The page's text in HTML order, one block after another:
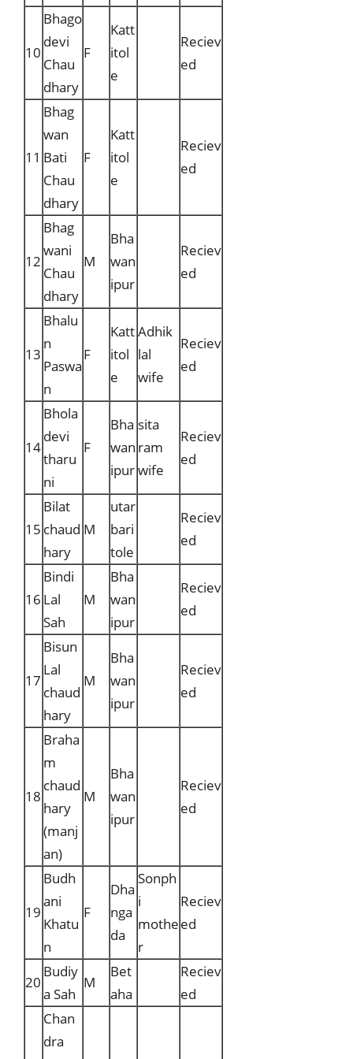
10
Bhago
devi
Chau
dhary
F
Katt
itol
e
Reciev
ed
11
Bhag
wan
Bati
Chau
dhary
F
Katt
itol
e
Reciev
ed
12
Bhag
wani
Chau
dhary
M
Bha
wan
ipur
Reciev
ed
13
Bhalu
n
Paswa
n
F
Katt
itol
e
Adhik
lal
wife
Reciev
ed
14
Bhola
devi
tharu
ni
F
Bha
wan
ipur
sita
ram
wife
Reciev
ed
15
Bilat
chaud
hary
M
utar
bari
tole
Reciev
ed
16
Bindi
Lal
Sah
M
Bha
wan
ipur
Reciev
ed
17
Bisun
Lal
chaud
hary
M
Bha
wan
ipur
Reciev
ed
18
Braha
m
chaud
hary
(manj
an)
M
Bha
wan
ipur
Reciev
ed
19
Budh
ani
Khatu
n
F
Dha
nga
da
Sonph
i
mothe
r
Reciev
ed
20
Budiy
a Sah
M
Bet
aha
Reciev
ed
Chan
dra